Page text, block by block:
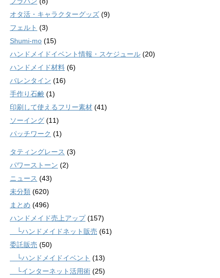
オタ活・キャラクターグッズ (9)
フェルト (3)
Shumi-mo (15)
ハンドメイドイベント情報・スケジュール (20)
ハンドメイド材料 (6)
バレンタイン (16)
手作り石鹸 (1)
印刷して使えるフリー素材 (41)
ソーイング (11)
パッチワーク (1)
タティングレース (3)
パワーストーン (2)
ニュース (43)
未分類 (620)
まとめ (496)
ハンドメイド売上アップ(157)
└ハンドメイドネット販売 (61)
委託販売 (50)
└ハンドメイドイベント (13)
└インターネット活用術 (25)